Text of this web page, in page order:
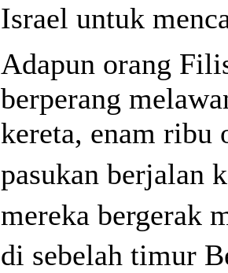
Israel untuk
Adapun orang
berperang
kereta, enam ribu
pasukan berjalan
mereka bergerak
di sebelah timur